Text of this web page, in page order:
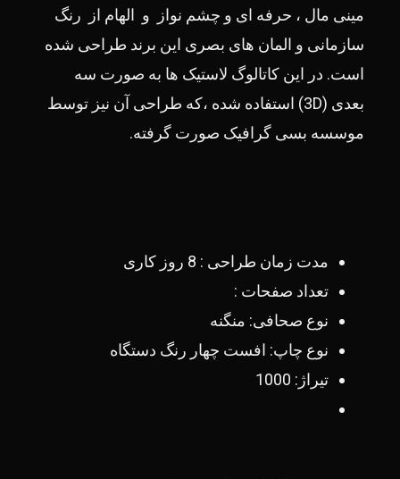
مینی مال ، حرفه ای و چشم نواز و الهام از رنگ
سازمانی و المان های بصری این برند طراحی شده
است. در این کاتالوگ لاستیک ها به صورت سه
بعدی (3D) استفاده شده ،که طراحی آن نیز توسط
موسسه بسی گرافیک صورت گرفته.
مدت زمان طراحی : 8 روز کاری
تعداد صفحات :
نوع صحافی: منگنه
نوع چاپ: افست چهار رنگ دستگاه
تیراژ: 1000